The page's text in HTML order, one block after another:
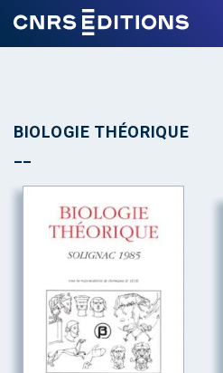
BIOLOGIE THÉORIQUE